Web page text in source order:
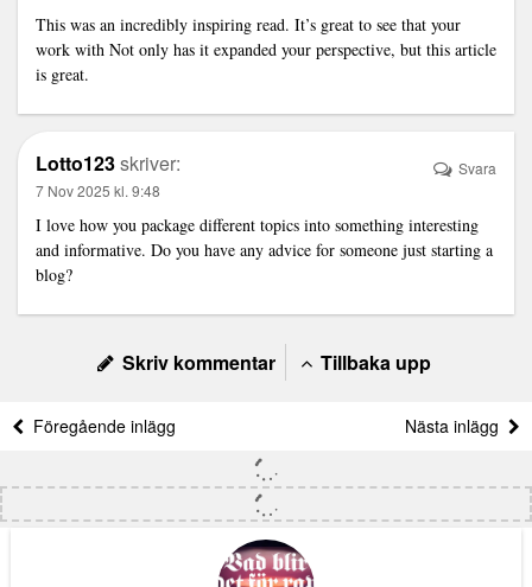
This was an incredibly inspiring read. It’s great to see that your
work with Not only has it expanded your perspective, but this article
is great.
Lotto123skriver:
7 Nov 2025 kl. 9:48
I love how you package different topics into something interesting
and informative. Do you have any advice for someone just starting a
blog?
Svara
Skriv kommentar Tillbaka upp
Föregående inlägg Nästa inlägg